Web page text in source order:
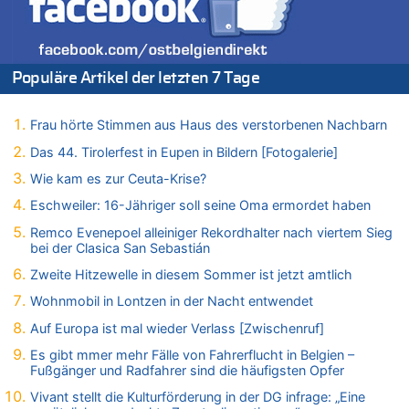
06.08.2026 - 11:35 von ne Hondsjong zu
Zweite Hitzewelle in diesem Sommer ist jetzt amtlich
06.08.2026 - 11:11 von Dax zu
Wie kam es zur Ceuta-Krise?
06.08.2026 - 10:39 von Mungo zu
Tessa Wullaert knackt die 100-Tore-Marke für die Red Flames
06.08.2026 - 10:20 von Dax zu
Zweite Hitzewelle in diesem Sommer ist jetzt amtlich
06.08.2026 - 10:18 von Dax zu
Wasserstand des Rheins in NRW so niedrig wie noch nie
06.08.2026 - 10:17 von Richtig zu
Wasserstand des Rheins in NRW so niedrig wie noch nie
06.08.2026 - 10:09 von Dax zu
Zweite Hitzewelle in diesem Sommer ist jetzt amtlich
06.08.2026 - 10:02 von Soso zu
Populäre Artikel der letzten 7 Tage
Frau hörte Stimmen aus Haus des verstorbenen Nachbarn
Das 44. Tirolerfest in Eupen in Bildern [Fotogalerie]
Wie kam es zur Ceuta-Krise?
Eschweiler: 16-Jähriger soll seine Oma ermordet haben
Remco Evenepoel alleiniger Rekordhalter nach viertem Sieg
bei der Clasica San Sebastián
Zweite Hitzewelle in diesem Sommer ist jetzt amtlich
Wohnmobil in Lontzen in der Nacht entwendet
Auf Europa ist mal wieder Verlass [Zwischenruf]
Es gibt mmer mehr Fälle von Fahrerflucht in Belgien –
Fußgänger und Radfahrer sind die häufigsten Opfer
Vivant stellt die Kulturförderung in der DG infrage: „Eine